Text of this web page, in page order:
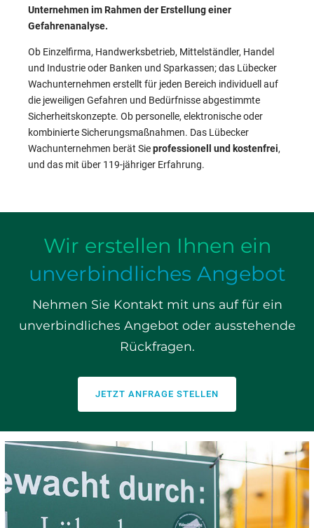
Unternehmen im Rahmen der Erstellung einer
Gefahrenanalyse.
Ob Einzelfirma, Handwerksbetrieb, Mittelständler, Handel
und Industrie oder Banken und Sparkassen; das Lübecker
Wachunternehmen erstellt für jeden Bereich individuell auf
die jeweiligen Gefahren und Bedürfnisse abgestimmte
Sicherheitskonzepte. Ob personelle, elektronische oder
kombinierte Sicherungsmaßnahmen. Das Lübecker
Wachunternehmen berät Sieprofessionell und kostenfrei,
und das mit über 119-jähriger Erfahrung.
Wir erstellen Ihnen ein
unverbindliches Angebot
Nehmen Sie Kontakt mit uns auf für ein
unverbindliches Angebot oder ausstehende
Rückfragen.
JETZT ANFRAGE STELLEN